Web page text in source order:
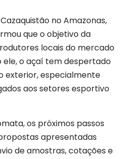
no Amazonas,
que o objetivo da
locais do mercado
ele, o açaí tem despertado
exterior, especialmente
aos setores esportivo
os próximos passos
apresentadas
de amostras, cotações e